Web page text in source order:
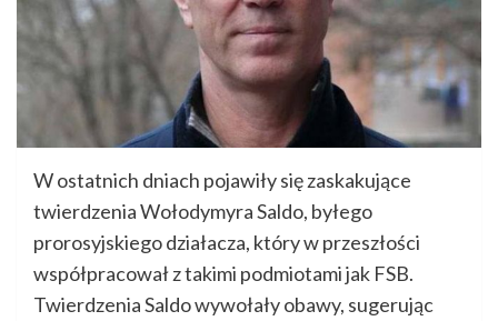
W ostatnich dniach pojawiły się zaskakujące
twierdzenia Wołodymyra Saldo, byłego
prorosyjskiego działacza, który w przeszłości
współpracował z takimi podmiotami jak FSB.
Twierdzenia Saldo wywołały obawy, sugerując